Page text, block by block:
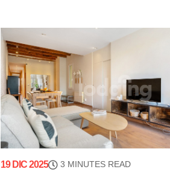
19 DIC 2025 3 MINUTES READ